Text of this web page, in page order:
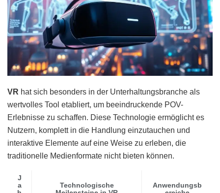
VR hat sich besonders in der Unterhaltungsbranche als
wertvolles Tool etabliert, um beeindruckende POV-
Erlebnisse zu schaffen. Diese Technologie ermöglicht es
Nutzern, komplett in die Handlung einzutauchen und
interaktive Elemente auf eine Weise zu erleben, die
traditionelle Medienformate nicht bieten können.
J
a
Technologische
Anwendungsb